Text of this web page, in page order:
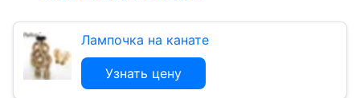
Лампочка на канате
Узнать цену